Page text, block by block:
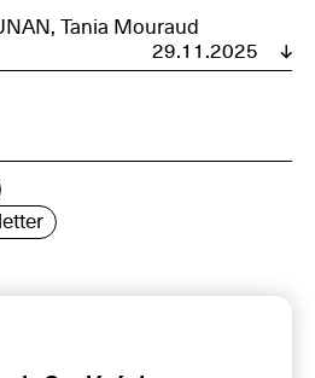
Tania Mouraud
29.11.2025